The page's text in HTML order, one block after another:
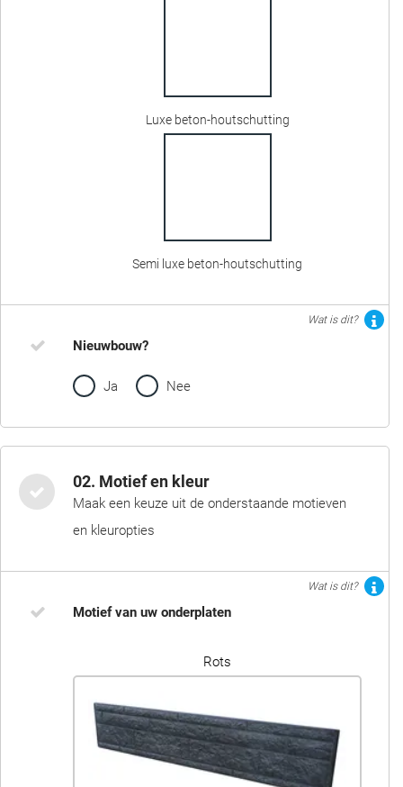
Luxe beton-houtschutting
Semi luxe beton-houtschutting
Wat is dit?
Nieuwbouw?
Ja Nee
02. Motief en kleur
Maak een keuze uit de onderstaande motieven
en kleuropties
Wat is dit?
Motief van uw onderplaten
Rots